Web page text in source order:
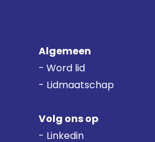
Algemeen
- Word lid
- Lidmaatschap
Volg ons op
- Linkedin